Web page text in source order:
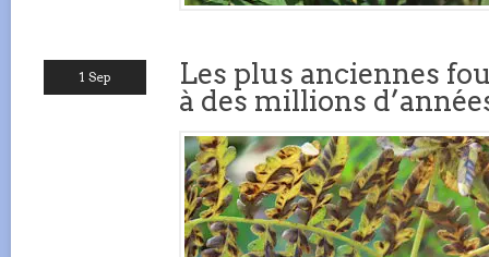
1 Sep
Les plus anciennes
à des millions